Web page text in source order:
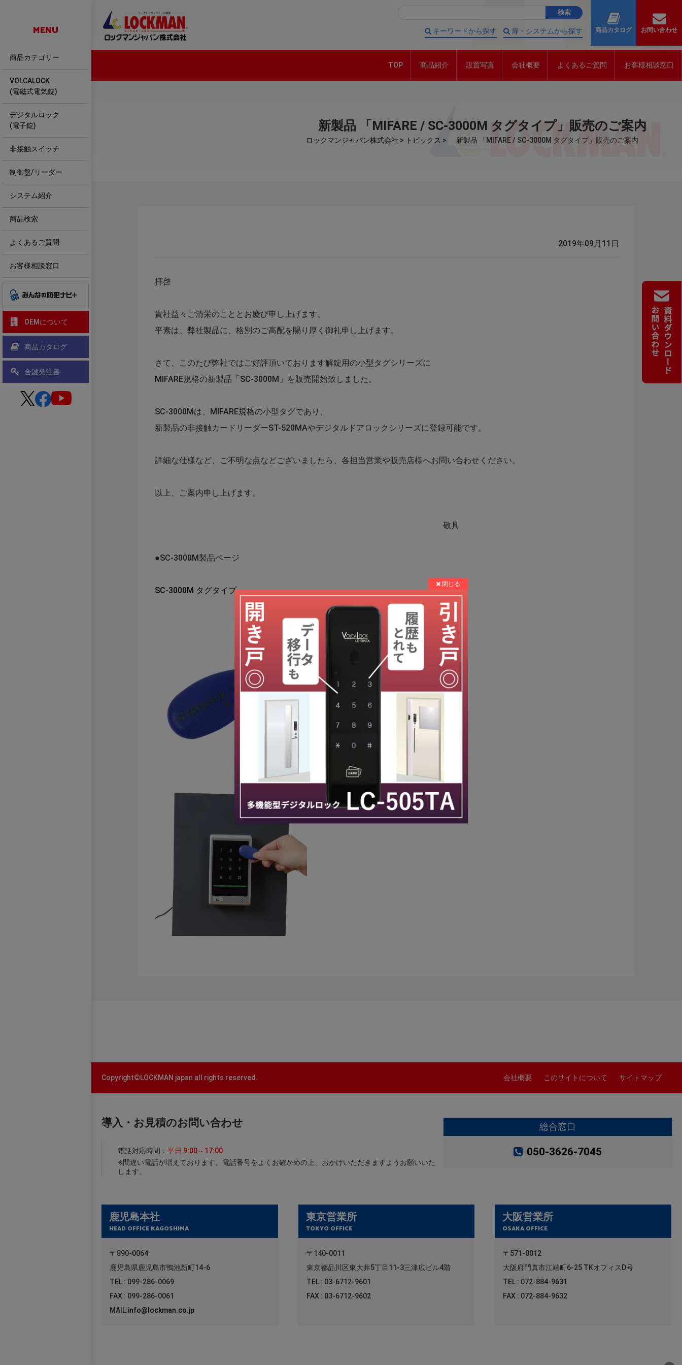
キーワードから探す 扉・システムから探す 商品カタログ お問い合わせ
TOP 商品紹介 設置写真 会社概要 よくあるご質問 お客様相談窓口
新製品 「MIFARE / SC-3000M タグタイプ」販売のご案内
ロックマンジャパン株式会社 > トピックス > 新製品 「MIFARE / SC-3000M タグタイプ」販売のご案内
2019年09月11日
拝啓
貴社益々ご清栄のこととお慶び申し上げます。
平素は、弊社製品に、格別のご高配を賜り厚く御礼申し上げます。
さて、このたび弊社ではご好評頂いております解錠用の小型タグシリーズに
MIFARE規格の新製品「SC-3000M」を販売開始致しました。
SC-3000Mは、MIFARE規格の小型タグであり、
新製品の非接触カードリーダーST-520MAやデジタルドアロックシリーズに登録可能です。
詳細な仕様など、ご不明な点などございましたら、各担当営業や販売店様へお問い合わせください。
以上、ご案内申し上げます。
敬具
●SC-3000M製品ページ
SC-3000M タグタイプ
Copyright©LOCKMAN japan all rights reserved. 会社概要 このサイトについて サイトマップ
導入・お見積のお問い合わせ
電話対応時間： 平日 9:00～17:00
※間違い電話が増えております。電話番号をよくお確かめの上、おかけいただきますようお願いいた
します。
総合窓口
050-3626-7045
鹿児島本社
HEAD OFFICE KAGOSHIMA
〒890-0064
鹿児島県鹿児島市鴨池新町14-6
TEL : 099-286-0069
FAX : 099-286-0061
MAIL:info@lockman.co.jp
東京営業所
TOKYO OFFICE
〒140-0011
東京都品川区東大井5丁目11-3三津広ビル4階
TEL : 03-6712-9601
FAX : 03-6712-9602
大阪営業所
OSAKA OFFICE
〒571-0012
大阪府門真市江端町6-25 TKオフィスD号
TEL : 072-884-9631
FAX : 072-884-9632
MENU
商品カテゴリー
VOLCALOCK
(電磁式電気錠)
デジタルロック
(電子錠)
非接触スイッチ
制御盤/リーダー
システム紹介
商品検索
よくあるご質問
お客様相談窓口
OEMについて
商品カタログ
合鍵発注書